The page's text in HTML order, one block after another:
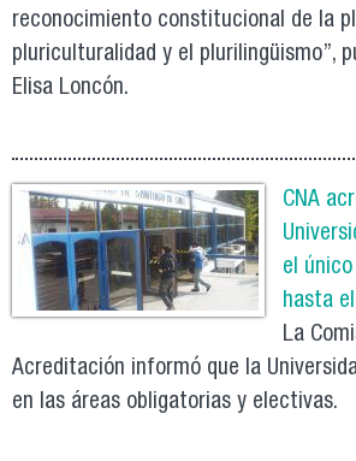
reconocimiento constitucional de la
pluriculturalidad y el plurilingüismo”,
Elisa Loncón.
CNA
el
hasta
La
Acreditación informó que la
en las áreas obligatorias y electivas.